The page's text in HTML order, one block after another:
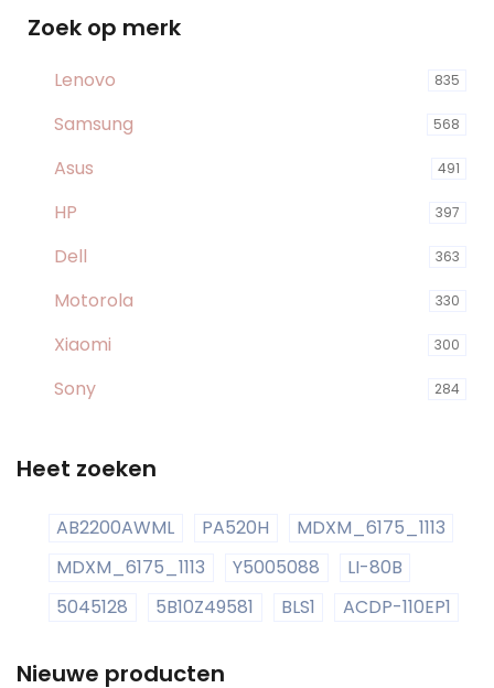
Zoek op merk
Lenovo 835
Samsung 568
Asus 491
HP 397
Dell 363
Motorola 330
Xiaomi 300
Sony 284
Heet zoeken
AB2200AWML PA520H
MDXM_6175_1113
MDXM_6175_1113
Y5005088
LI-80B
5045128
5B10Z49581 BLS1 ACDP-110EP1
Nieuwe producten